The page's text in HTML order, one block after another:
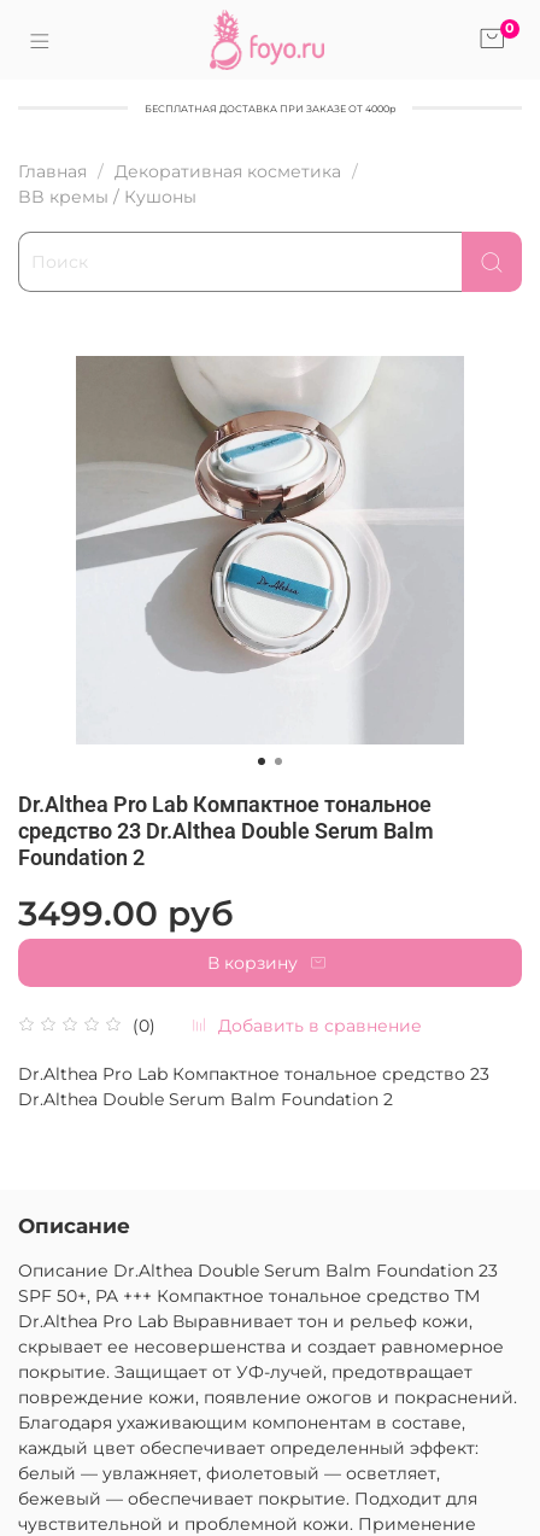
0
БЕСПЛАТНАЯ ДОСТАВКА ПРИ ЗАКАЗЕ ОТ 4000р
Главная
Декоративная косметика
BB кремы / Кушоны
Dr.Althea Pro Lab Компактное тональное
средство 23 Dr.Althea Double Serum Balm
Foundation 2
(0) Добавить в сравнение
3499.00 руб
В корзину
Dr.Althea Pro Lab Компактное тональное средство 23
Dr.Althea Double Serum Balm Foundation 2
Описание
Описание Dr.Althea Double Serum Balm Foundation 23
SPF 50+, PA +++ Компактное тональное средство ТМ
Dr.Althea Pro Lab Выравнивает тон и рельеф кожи,
скрывает ее несовершенства и создает равномерное
покрытие. Защищает от УФ-лучей, предотвращает
повреждение кожи, появление ожогов и покраснений.
Благодаря ухаживающим компонентам в составе,
каждый цвет обеспечивает определенный эффект:
белый — увлажняет, фиолетовый — осветляет,
бежевый — обеспечивает покрытие. Подходит для
чувствительной и проблемной кожи. Применение